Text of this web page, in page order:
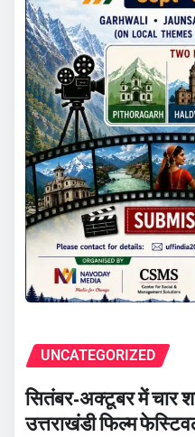
UNCATEGORIZED
सितंबर-अक्टूबर में चार
उत्तराखंडी फिल्म